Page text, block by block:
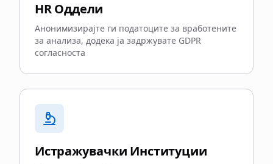
HR Оддели
Анонимизирајте ги податоците за вработените
за анализа, додека ја задржувате GDPR
согласноста
Истражувачки Институции